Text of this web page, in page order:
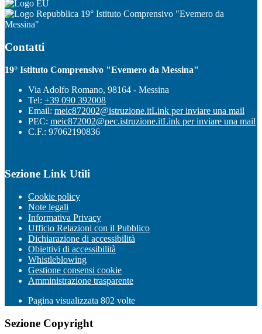
19° Istituto Comprensivo "Evemero da
Messina"
Contatti
19° Istituto Comprensivo "Evemero da Messina"
Via Adolfo Romano, 98164 - Messina
Tel: +39 090 392008
Email: meic872002@istruzione.itLink per inviare una mail
PEC: meic872002@pec.istruzione.itLink per inviare una mail
C.F.: 97062190836
Sezione Link Utili
Cookie policy
Note legali
Informativa Privacy
Ufficio Relazioni con il Pubblico
Dichiarazione di accessibilità
Obiettivi di accessibilità
Whistleblowing
Gestione consensi cookie
Amministrazione trasparente
Pagina visualizzata 802 volte
Sezione Copyright